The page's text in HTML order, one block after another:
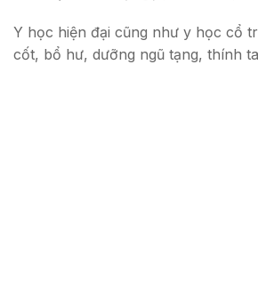
Y học hiện đại cũng như y học cổ
cốt, bổ hư, dưỡng ngũ tạng, thính